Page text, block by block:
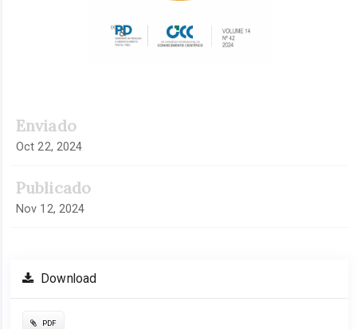
Enviado
Oct 22, 2024
Publicado
Nov 12, 2024
Download
PDF